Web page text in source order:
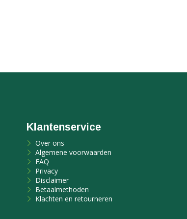
Klantenservice
Over ons
Algemene voorwaarden
FAQ
Privacy
Disclaimer
Betaalmethoden
Klachten en retourneren